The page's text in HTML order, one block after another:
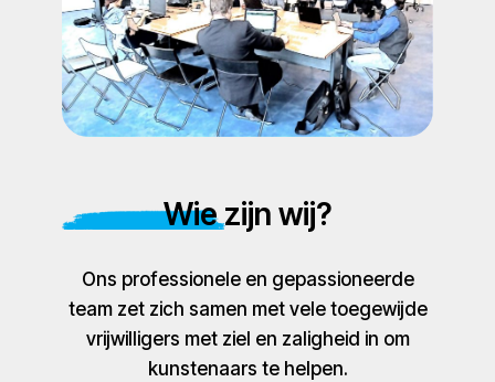
Wie zijn wij?
Ons professionele en gepassioneerde
team zet zich samen met vele toegewijde
vrijwilligers met ziel en zaligheid in om
kunstenaars te helpen.